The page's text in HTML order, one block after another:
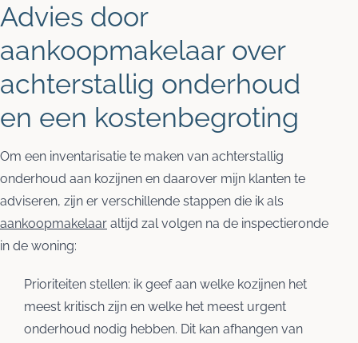
Advies door
aankoopmakelaar over
achterstallig onderhoud
en een kostenbegroting
Om een inventarisatie te maken van achterstallig
onderhoud aan kozijnen en daarover mijn klanten te
adviseren, zijn er verschillende stappen die ik als
aankoopmakelaar altijd zal volgen na de inspectieronde
in de woning:
Prioriteiten stellen: ik geef aan welke kozijnen het
meest kritisch zijn en welke het meest urgent
onderhoud nodig hebben. Dit kan afhangen van